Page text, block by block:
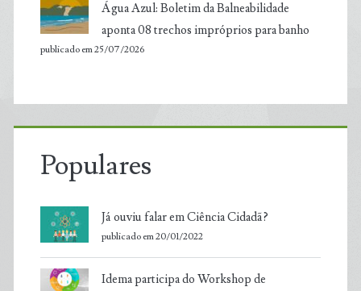
Água Azul: Boletim da Balneabilidade
aponta 08 trechos impróprios para banho
publicado em 25/07/2026
Populares
Já ouviu falar em Ciência Cidadã?
publicado em 20/01/2022
Idema participa do Workshop de